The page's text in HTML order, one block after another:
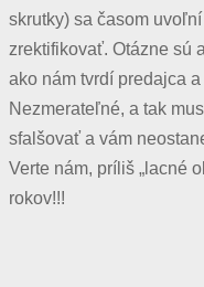
skrutky) sa časom
zrektifikovať. Otázne sú
ako nám tvrdí predajca
Nezmerateľné, a tak
sfalšovať a vám
Verte nám, príliš „lacné
rokov!!!